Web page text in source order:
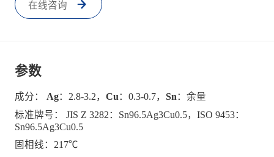
在线咨询
参数
成分： Ag：2.8-3.2， Cu：0.3-0.7， Sn：余量
标准牌号： JIS Z 3282：Sn96.5Ag3Cu0.5，ISO 9453：
Sn96.5Ag3Cu0.5
固相线：217℃